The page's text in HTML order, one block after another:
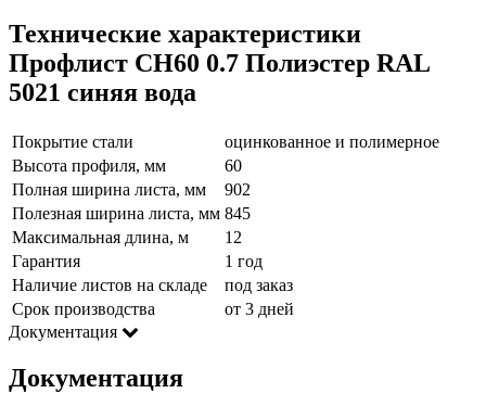
Технические характеристики
Профлист СН60 0.7 Полиэстер RAL
5021 синяя вода
Покрытие стали
оцинкованное и полимерное
Высота профиля, мм
60
Полная ширина листа, мм
902
Полезная ширина листа, мм 845
Максимальная длина, м
12
Гарантия
1 год
Наличие листов на складе
под заказ
Срок производства
от 3 дней
Документация
Документация